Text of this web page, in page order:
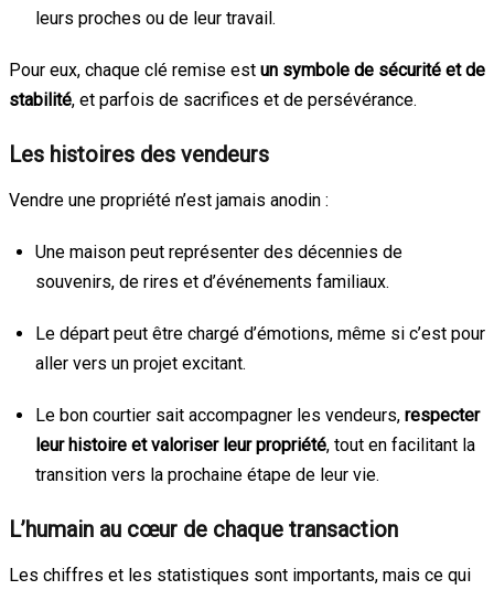
leurs proches ou de leur travail.
Pour eux, chaque clé remise est un symbole de sécurité et de
stabilité, et parfois de sacrifices et de persévérance.
Les histoires des vendeurs
Vendre une propriété n’est jamais anodin :
Une maison peut représenter des décennies de
souvenirs, de rires et d’événements familiaux.
Le départ peut être chargé d’émotions, même si c’est pour
aller vers un projet excitant.
Le bon courtier sait accompagner les vendeurs, respecter
leur histoire et valoriser leur propriété, tout en facilitant la
transition vers la prochaine étape de leur vie.
L’humain au cœur de chaque transaction
Les chiffres et les statistiques sont importants, mais ce qui